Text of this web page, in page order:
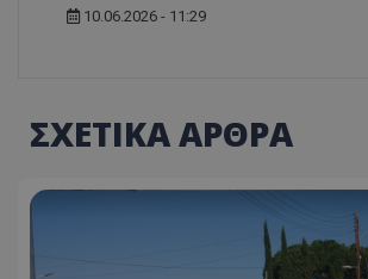
10.06.2026 - 11:29
ΣΧΕΤΙΚΑ ΑΡΘΡΑ